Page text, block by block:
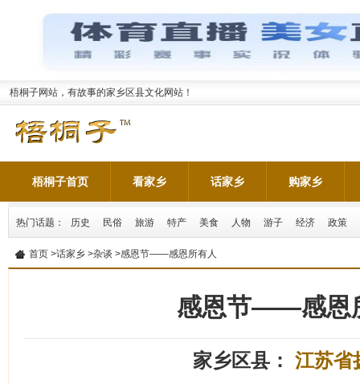
梧桐子网站，有故事的家乡区县文化网站！
梧桐子首页 看家乡 话家乡 购家乡
热门话题： 历史 民俗 旅游 特产 美食 人物 游子 经济 政策
首页 >话家乡 >杂谈 >感恩节——感恩所有人
感恩节——感恩
家乡区县： 江苏省